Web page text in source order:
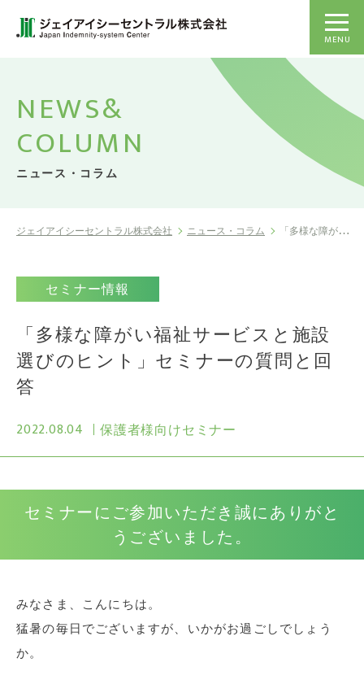
MENU
NEWS&
COLUMN
ニュース・コラム
ジェイアイシーセントラル株式会社 ニュース・コラム 「多様な障がい福祉サービスと施設選びのヒ...
セミナー情報
「多様な障がい福祉サービスと施設
選びのヒント」セミナーの質問と回
答
2022.08.04 保護者様向けセミナー
セミナーにご参加いただき誠にありがと
うございました。
みなさま、こんにちは。
猛暑の毎日でございますが、いかがお過ごしでしょう
か。